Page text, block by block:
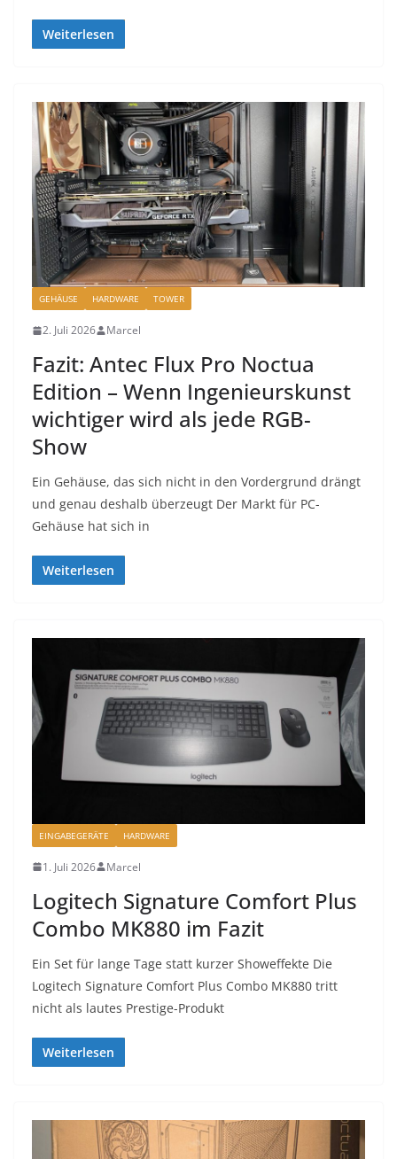
Weiterlesen
GEHÄUSE HARDWARE TOWER
2. Juli 2026 Marcel
Fazit: Antec Flux Pro Noctua
Edition – Wenn Ingenieurskunst
wichtiger wird als jede RGB-
Show
Ein Gehäuse, das sich nicht in den Vordergrund drängt
und genau deshalb überzeugt Der Markt für PC-
Gehäuse hat sich in
Weiterlesen
EINGABEGERÄTE HARDWARE
1. Juli 2026 Marcel
Logitech Signature Comfort Plus
Combo MK880 im Fazit
Ein Set für lange Tage statt kurzer Showeffekte Die
Logitech Signature Comfort Plus Combo MK880 tritt
nicht als lautes Prestige-Produkt
Weiterlesen